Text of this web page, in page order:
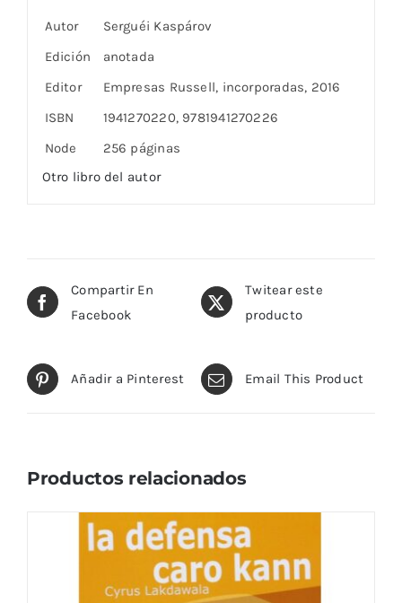
Autor
Serguéi Kaspárov
Edición
anotada
Editor
Empresas Russell, incorporadas, 2016
ISBN
1941270220, 9781941270226
Nºde
256 páginas
Otro libro del autor
Compartir En
Facebook
Twitear este
producto
Añadir a Pinterest Email This Product
Productos relacionados